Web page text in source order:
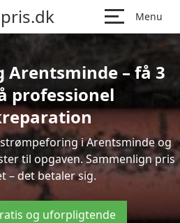
Menu
– få 3
professionel
i Arentsminde og
til opgaven. Sammenlign pris
– det betaler sig.
og uforpligtende